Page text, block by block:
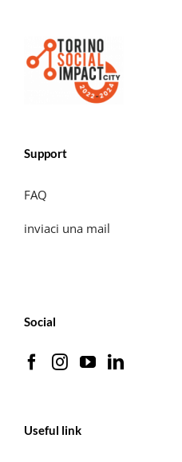
Support
FAQ
inviaci una mail
Social
Useful link